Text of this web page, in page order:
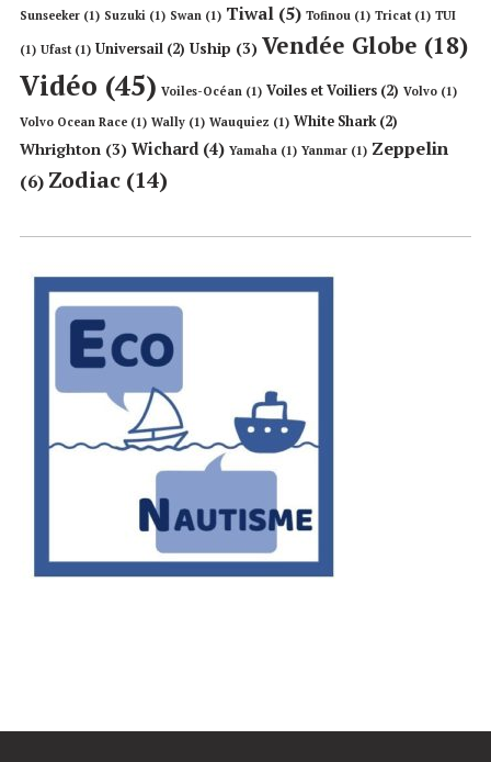
Sunseeker (1) Suzuki (1) Swan (1) Tiwal (5) Tofinou (1) Tricat(1) TUI
(1) Ufast(1) Universail (2) Uship (3) Vendée Globe (18)
Vidéo (45) Voiles-Océan (1) Voiles et Voiliers (2) Volvo (1)
Volvo Ocean Race (1) Wally (1) Wauquiez (1) White Shark(2)
Whrighton (3) Wichard(4) Yamaha (1) Yanmar (1) Zeppelin
(6) Zodiac (14)